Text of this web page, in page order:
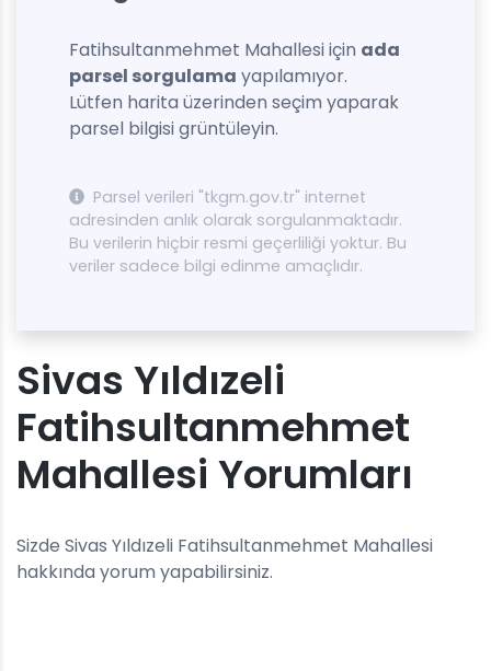
Fatihsultanmehmet Mahallesi için ada
parsel sorgulama yapılamıyor.
Lütfen harita üzerinden seçim yaparak
parsel bilgisi grüntüleyin.
Parsel verileri "tkgm.gov.tr" internet
adresinden anlık olarak sorgulanmaktadır.
Bu verilerin hiçbir resmi geçerliliği yoktur. Bu
veriler sadece bilgi edinme amaçlıdır.
Sivas Yıldızeli
Fatihsultanmehmet
Mahallesi Yorumları
Sizde Sivas Yıldızeli Fatihsultanmehmet Mahallesi
hakkında yorum yapabilirsiniz.